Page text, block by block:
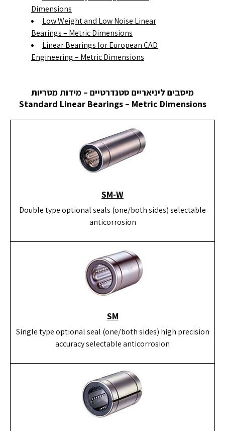
Dimensions
Low Weight and Low Noise Linear
Bearings – Metric Dimensions
Linear Bearings for European CAD
Engineering – Metric Dimensions
מיסבים ליניאריים סטנדרטיים – מידות מטריות
Standard Linear Bearings – Metric Dimensions
SM-W
Double type optional seals (one/both sides) selectable
anticorrosion
SM
Single type optional seal (one/both sides) high precision
accuracy selectable anticorrosion